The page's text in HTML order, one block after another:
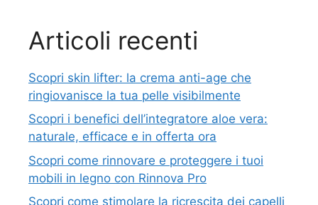
Articoli recenti
Scopri skin lifter: la crema anti-age che
ringiovanisce la tua pelle visibilmente
Scopri i benefici dell’integratore aloe vera:
naturale, efficace e in offerta ora
Scopri come rinnovare e proteggere i tuoi
mobili in legno con Rinnova Pro
Scopri come stimolare la ricrescita dei capelli